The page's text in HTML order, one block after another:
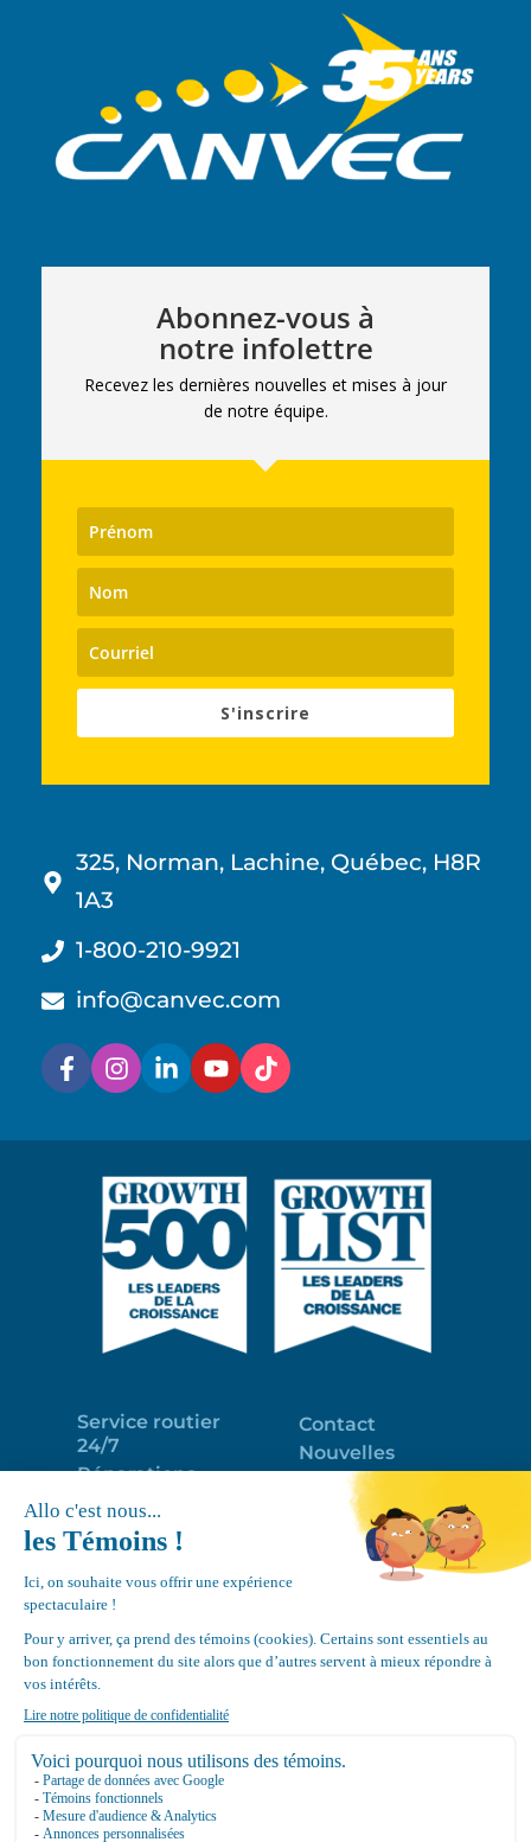
Abonnez-vous à
notre infolettre
Recevez les dernières nouvelles et mises à jour
de notre équipe.
S'inscrire
325, Norman, Lachine, Québec, H8R
1A3
1-800-210-9921
info@canvec.com
Service routier
24/7
Réparations
Programme
d’entretien
Déneigement
de toits
Équipements
Contact
Nouvelles
Portail clients
Emploi
Politique de
Google
4.7